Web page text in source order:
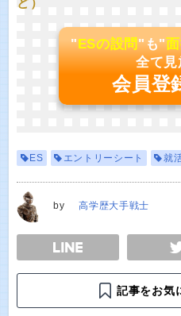
"ESの設問"も"
全て
会員登
ES エントリーシート 就
by 高学歴大手戦士
TWEET
記事をお気